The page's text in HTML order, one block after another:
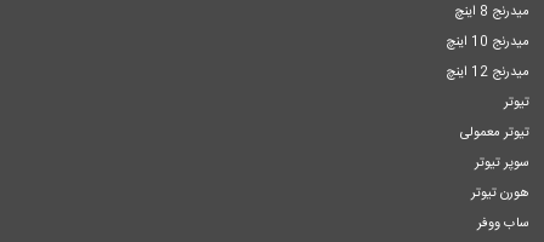
میدرنج 8 اینچ
میدرنج 10 اینچ
میدرنج 12 اینچ
تیوتر
تیوتر معمولی
سوپر تیوتر
هورن تیوتر
ساب ووفر